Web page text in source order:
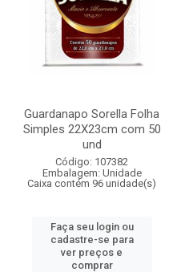
Guardanapo Sorella Folha
Simples 22X23cm com 50
und
Código: 107382
Embalagem: Unidade
Caixa contém 96 unidade(s)
Faça seu login ou
cadastre-se para
ver preços e
comprar